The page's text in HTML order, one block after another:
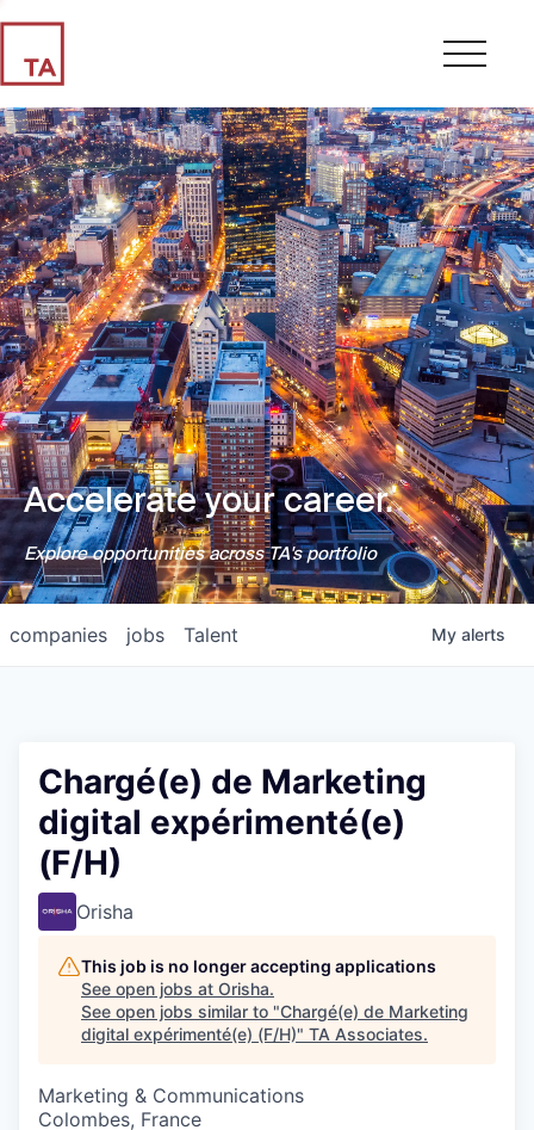
Accelerate your career.
Explore opportunities across TA's portfolio
jobs
companies Talent My alerts
Chargé(e) de Marketing
digital expérimenté(e)
(F/H)
Orisha
This job is no longer accepting applications
See open jobs at Orisha.
See open jobs similar to "Chargé(e) de Marketing
digital expérimenté(e) (F/H)" TA Associates.
Marketing & Communications
Colombes, France